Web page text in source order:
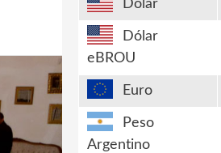
Dólar
Dólar
eBROU
Euro
Peso
Argentino